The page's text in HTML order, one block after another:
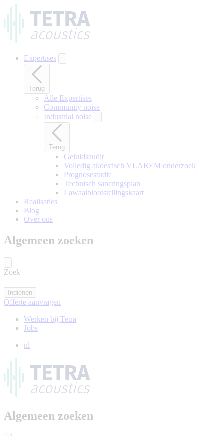
Naar
hoofdinhoud
gaan
Expertises
Terug
Alle Expertises
Community noise
Industrial noise
Terug
Geluidsaudit
Volledig akoestisch VLAREM onderzoek
Prognosestudie
Technisch saneringsplan
Lawaaiblootstellingskaart
Realisaties
Blog
Over ons
Algemeen zoeken
Zoek
Offerte aanvragen
Werken bij Tetra
Jobs
nl
Algemeen zoeken